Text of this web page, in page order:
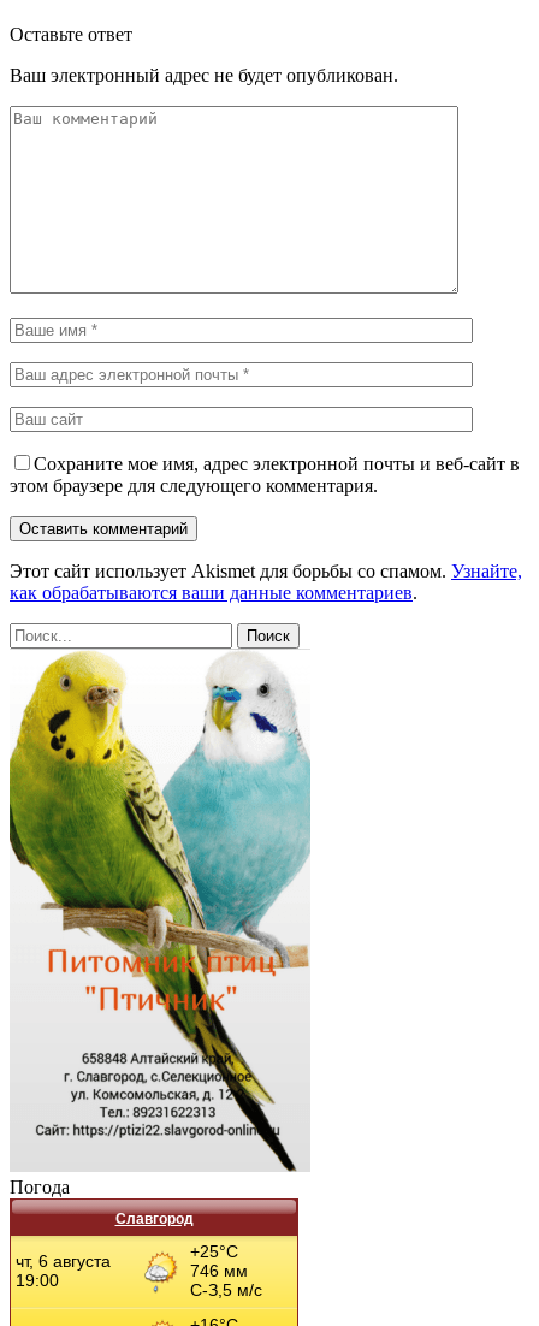
Оставьте ответ
Ваш электронный адрес не будет опубликован.
Сохраните мое имя, адрес электронной почты и веб-сайт в
этом браузере для следующего комментария.
Этот сайт использует Akismet для борьбы со спамом. Узнайте,
как обрабатываются ваши данные комментариев.
Погода
Славгород